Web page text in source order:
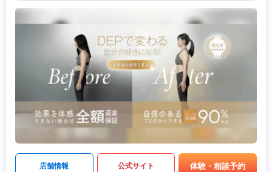
店舗情報 公式サイト 体験・相談予約